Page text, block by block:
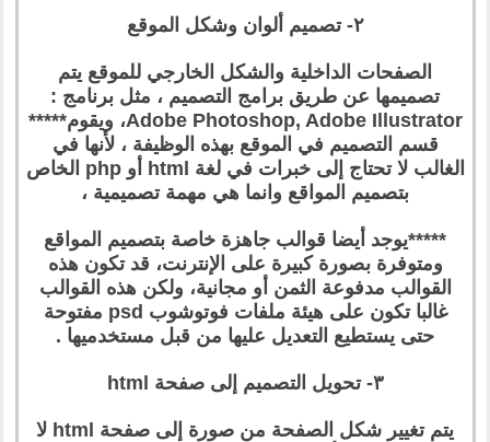
٢- تصميم ألوان وشكل الموقع
الصفحات الداخلية والشكل الخارجي للموقع يتم
تصميمها عن طريق برامج التصميم ، مثل برنامج :
Adobe Photoshop, Adobe Illustrator، ويقوم*****
قسم التصميم في الموقع بهذه الوظيفة ، لأنها في
الغالب لا تحتاج إلى خبرات في لغة html أو php الخاص
بتصميم المواقع وانما هي مهمة تصميمية ،
*****يوجد أيضا قوالب جاهزة خاصة بتصميم المواقع
ومتوفرة بصورة كبيرة على الإنترنت، قد تكون هذه
القوالب مدفوعة الثمن أو مجانية، ولكن هذه القوالب
غالبا تكون على هيئة ملفات فوتوشوب psd مفتوحة
حتى يستطيع التعديل عليها من قبل مستخدميها .
٣- تحويل التصميم إلى صفحة html
يتم تغيير شكل الصفحة من صورة إلى صفحة html لا